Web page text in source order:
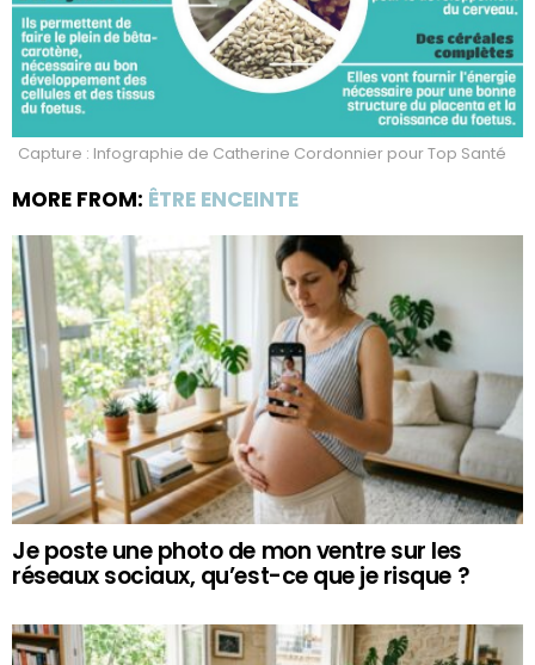
Capture : Infographie de Catherine Cordonnier pour Top Santé
MORE FROM: ÊTRE ENCEINTE
Je poste une photo de mon ventre sur les
réseaux sociaux, qu’est-ce que je risque ?